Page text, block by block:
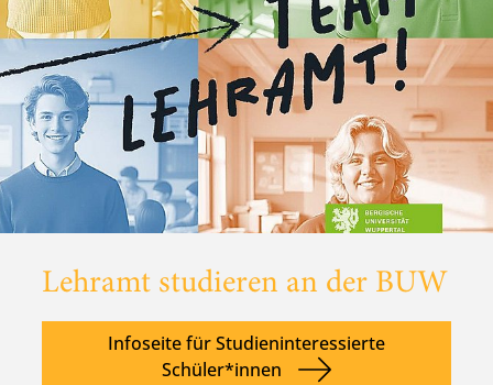
Lehramt studieren an der BUW
Infoseite für Studieninteressierte
Schüler*innen